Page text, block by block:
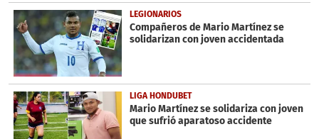
LEGIONARIOS
Compañeros de Mario Martínez se
solidarizan con joven accidentada
LIGA HONDUBET
Mario Martínez se solidariza con joven
que sufrió aparatoso accidente